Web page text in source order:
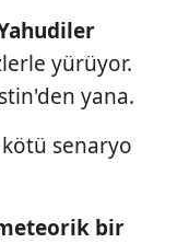
yürüyor.
yana.
kötü senaryo
bir